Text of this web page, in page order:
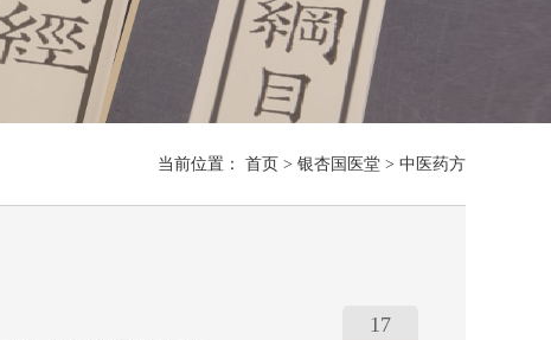
当前位置： 首页 > 银杏国医堂 > 中医药方
17